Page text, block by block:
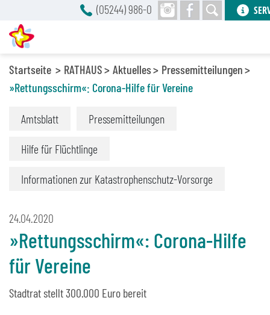
Startseite RATHAUS Aktuelles
Pressemitteilungen
»Rettungsschirm«: Corona-Hilfe für Vereine
Amtsblatt Pressemitteilungen
Hilfe für Flüchtlinge
Informationen zur Katastrophenschutz-Vorsorge
24.04.2020
»Rettungsschirm«: Corona-Hilfe
für Vereine
Stadtrat stellt 300.000 Euro bereit
(05244) 986-0